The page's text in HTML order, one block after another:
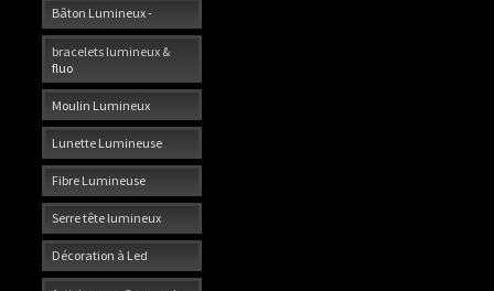
Bâton Lumineux -
bracelets lumineux &
fluo
Moulin Lumineux
Lunette Lumineuse
Fibre Lumineuse
Serre tête lumineux
Décoration à Led